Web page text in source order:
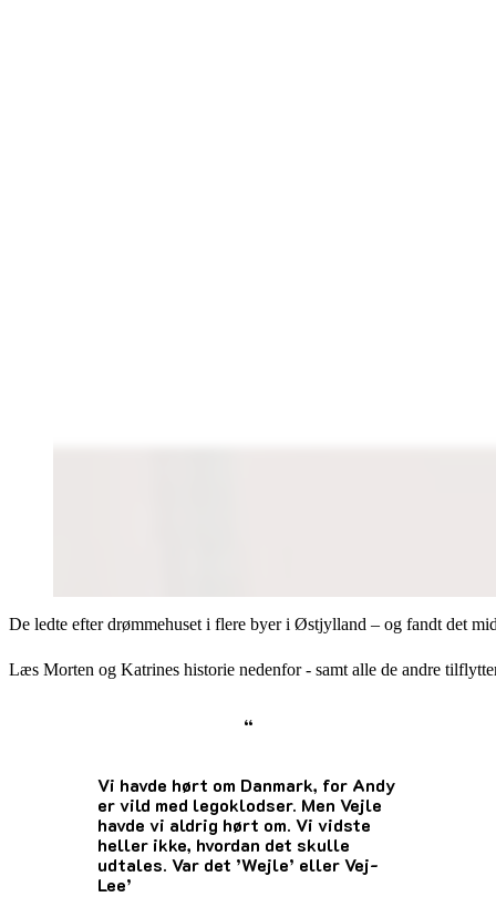
De ledte efter drømmehuset i flere byer i Østjylland – og fandt det
Læs Morten og Katrines historie nedenfor - samt alle de andre
“
Vi havde hørt om Danmark, for Andy
er vild med legoklodser. Men Vejle
havde vi aldrig hørt om. Vi vidste
heller ikke, hvordan det skulle
udtales. Var det ’Wejle’ eller Vej-
Lee’